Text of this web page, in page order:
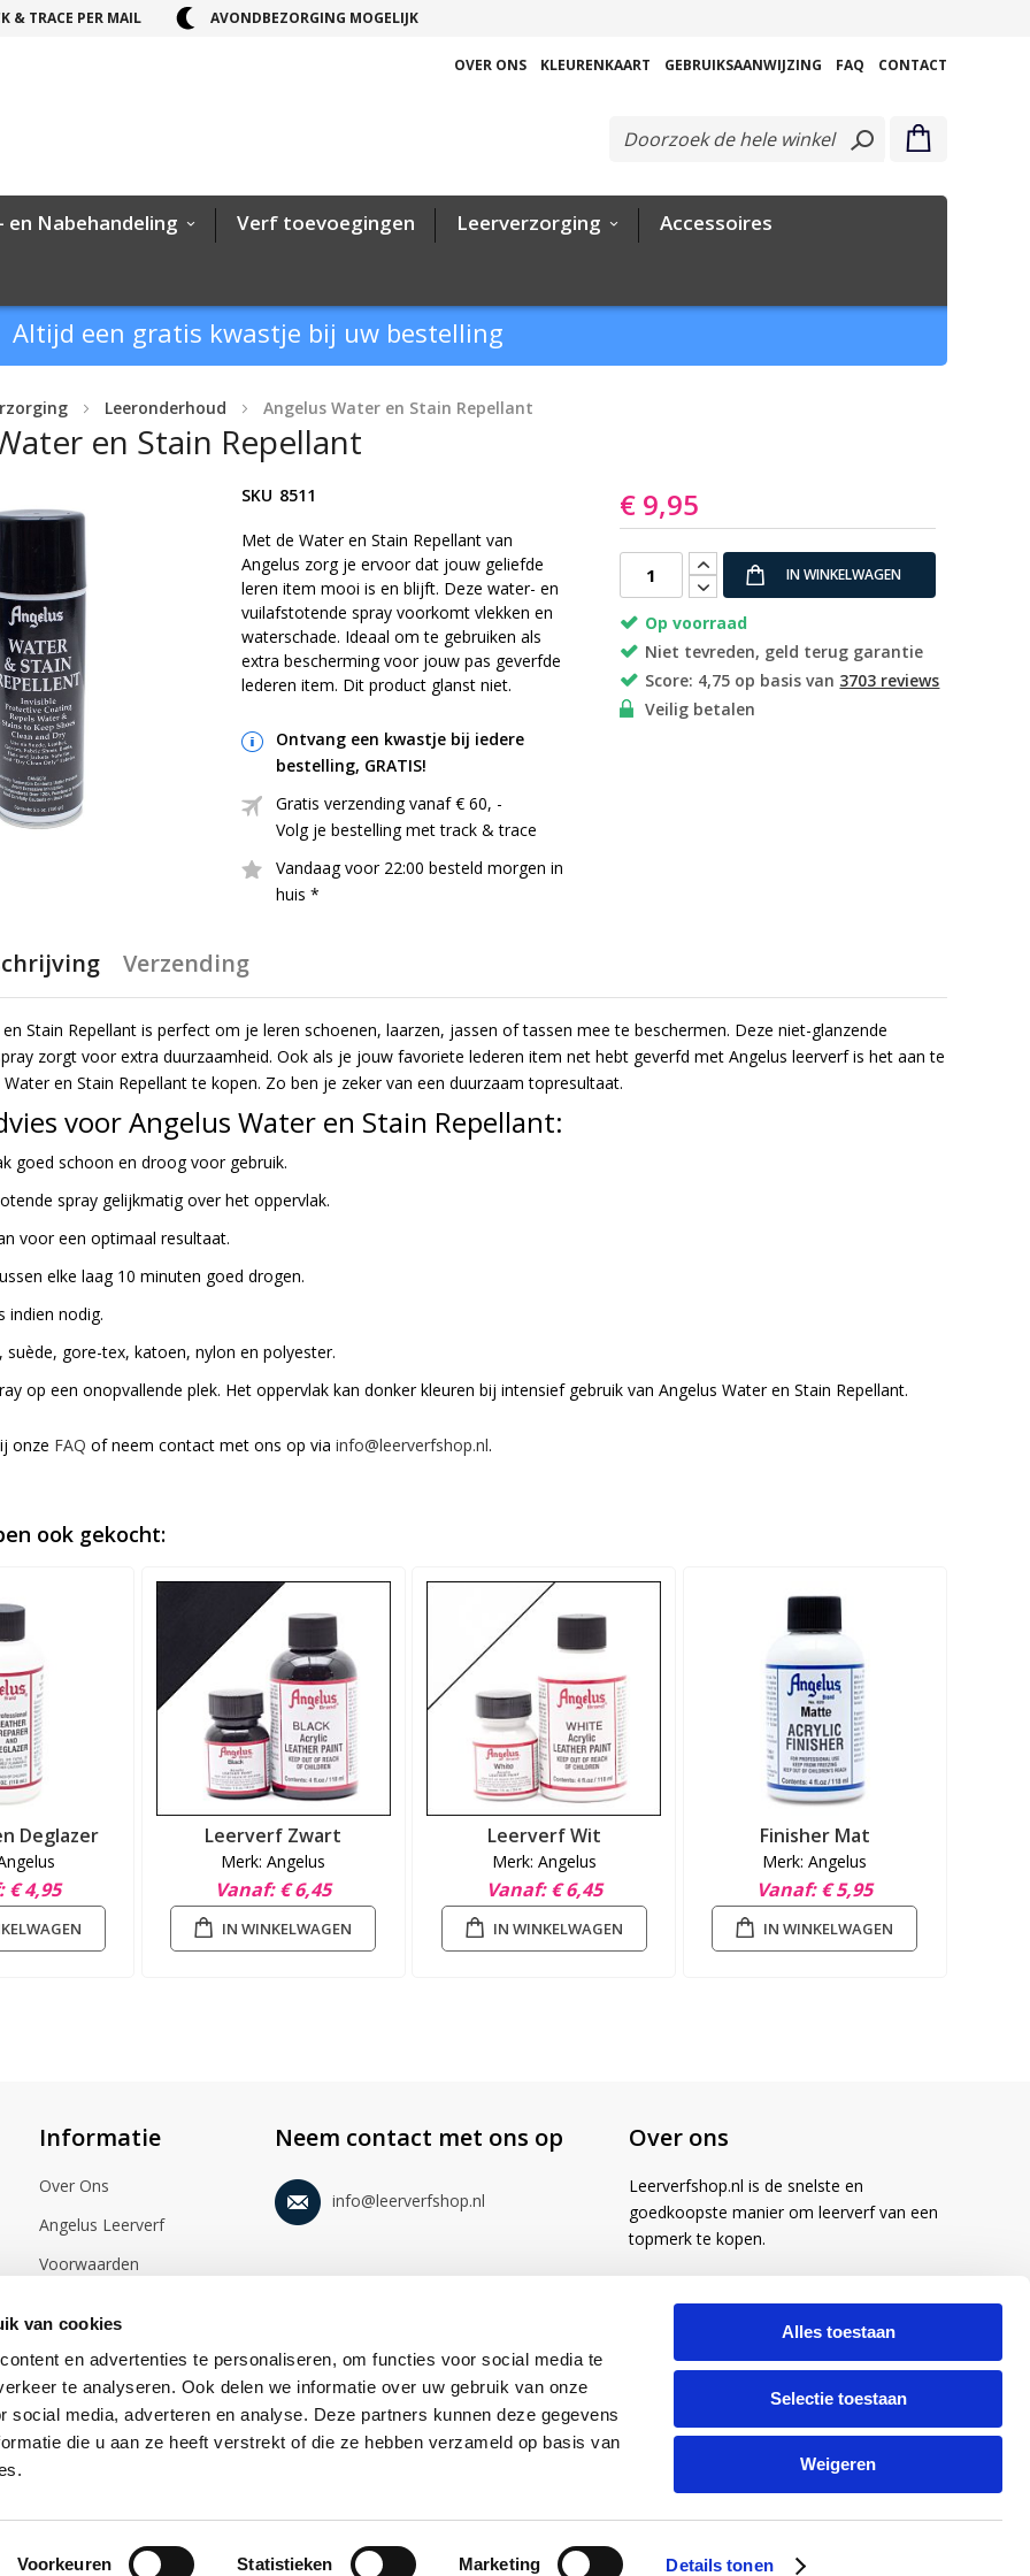
van cookies
en advertenties te personaliseren, om functies voor social media te
te analyseren. Ook delen we informatie over uw gebruik van onze
social media, adverteren en analyse. Deze partners kunnen deze gegevens
die u aan ze heeft verstrekt of die ze hebben verzameld op basis van
Voorkeuren Statistieken Marketing Details tonen
Alles toestaan
Selectie toestaan
Weigeren
& TRACE PER MAIL AVONDBEZORGING MOGELIJK
CONTACT
FAQ
GEBRUIKSAANWIJZING
KLEURENKAART
OVER ONS
en Nabehandeling Verf toevoegingen Leerverzorging Accessoires
Altijd een gratis kwastje bij uw bestelling
Leeronderhoud Angelus Water en Stain Repellant
en Stain Repellant
SKU 8511
Met de Water en Stain Repellant van
Angelus zorg je ervoor dat jouw geliefde
leren item mooi is en blijft. Deze water- en
vuilafstotende spray voorkomt vlekken en
waterschade. Ideaal om te gebruiken als
extra bescherming voor jouw pas geverfde
lederen item. Dit product glanst niet.
Ontvang een kwastje bij iedere
bestelling, GRATIS!
Gratis verzending vanaf € 60, ​​-
Volg je bestelling met track & trace
Vandaag voor 22:00 besteld morgen in
huis *
€ 9,95
IN WINKELWAGEN
Op voorraad
Niet tevreden, geld terug garantie
Score: 4,75 op basis van 3703 reviews
Veilig betalen
Stain Repellant is perfect om je leren schoenen, laarzen, jassen of tassen mee te beschermen. Deze niet-glanzende
zorgt voor extra duurzaamheid. Ook als je jouw favoriete lederen item net hebt geverfd met Angelus leerverf is het aan te
en Stain Repellant te kopen. Zo ben je zeker van een duurzaam topresultaat.
voor Angelus Water en Stain Repellant:
goed schoon en droog voor gebruik.
spray gelijkmatig over het oppervlak.
voor een optimaal resultaat.
elke laag 10 minuten goed drogen.
indien nodig.
suède, gore-tex, katoen, nylon en polyester.
op een onopvallende plek. Het oppervlak kan donker kleuren bij intensief gebruik van Angelus Water en Stain Repellant.
onze FAQ of neem contact met ons op via info@leerverfshop.nl.
Verzending
ook gekocht:
Deglazer
€ 4,95
Leerverf Zwart
Merk: Angelus
Vanaf € 6,45
IN WINKELWAGEN
Leerverf Wit
Merk: Angelus
Vanaf € 6,45
IN WINKELWAGEN
Finisher Mat
Merk: Angelus
Vanaf € 5,95
IN WINKELWAGEN
Informatie
Over Ons
Angelus Leerverf
Voorwaarden
Foto's
Video's
Neem contact met ons op
info@leerverfshop.nl
Over ons
Leerverfshop.nl is de snelste en
goedkoopste manier om leerverf van een
topmerk te kopen.